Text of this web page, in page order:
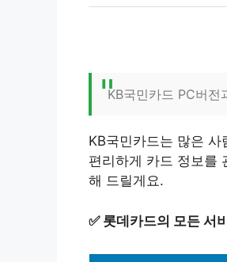
KB국민카드 PC버
KB국민카드는 많은
편리하게 카드 정보를
해 드릴게요.
✅ 롯데카드의 모든 서